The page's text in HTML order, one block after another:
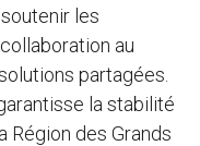
les
au
partagées.
la stabilité
Région des Grands